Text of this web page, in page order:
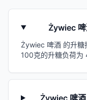
Żywiec 啤
Żywiec 啤酒 的升糖
100克的升糖负荷为
Żywiec 啤酒